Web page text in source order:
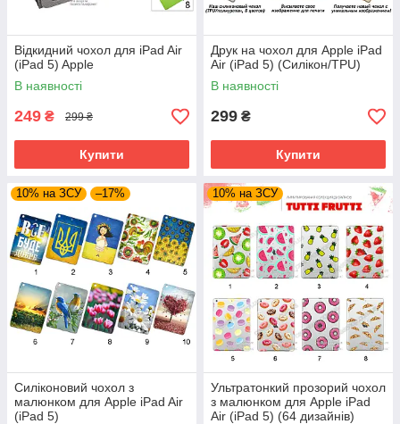
Відкидний чохол для iPad Air
(iPad 5) Apple
В наявності
249 ₴ 299 ₴
Купити
Друк на чохол для Apple iPad
Air (iPad 5) (Силікон/TPU)
В наявності
299 ₴
Купити
10% на ЗСУ –17%
Силіконовий чохол з
малюнком для Apple iPad Air
(iPad 5)
10% на ЗСУ
Ультратонкий прозорий чохол
з малюнком для Apple iPad
Air (iPad 5) (64 дизайнів)